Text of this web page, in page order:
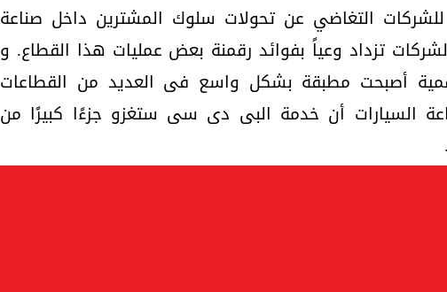
التغاضي عن تحولات سلوك المشترين داخل صناعة
تزداد وعياً بفوائد رقمنة بعض عمليات هذا القطاع. و
أصبحت مطبقة بشكل واسع فى العديد من القطاعات
السيارات أن خدمة البى دى سى ستغزو جزءًا كبيرًا من